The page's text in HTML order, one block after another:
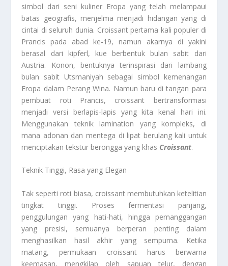
simbol dari seni kuliner Eropa yang telah melampaui
batas geografis, menjelma menjadi hidangan yang di
cintai di seluruh dunia. Croissant pertama kali populer di
Prancis pada abad ke-19, namun akarnya di yakini
berasal dari kipferl, kue berbentuk bulan sabit dari
Austria. Konon, bentuknya terinspirasi dari lambang
bulan sabit Utsmaniyah sebagai simbol kemenangan
Eropa dalam Perang Wina. Namun baru di tangan para
pembuat roti Prancis, croissant bertransformasi
menjadi versi berlapis-lapis yang kita kenal hari ini.
Menggunakan teknik lamination yang kompleks, di
mana adonan dan mentega di lipat berulang kali untuk
menciptakan tekstur berongga yang khas Croissant.
Teknik Tinggi, Rasa yang Elegan
Tak seperti roti biasa, croissant membutuhkan ketelitian
tingkat tinggi. Proses fermentasi panjang,
penggulungan yang hati-hati, hingga pemanggangan
yang presisi, semuanya berperan penting dalam
menghasilkan hasil akhir yang sempurna. Ketika
matang, permukaan croissant harus berwarna
keemasan, mengkilap oleh sapuan telur, dengan